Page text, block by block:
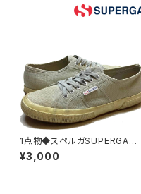
1点物◆スペルガSUPERGAキャ
ンバススニーカー古着メンズ26
レディースOKアメカジ90sスト
¥3,000